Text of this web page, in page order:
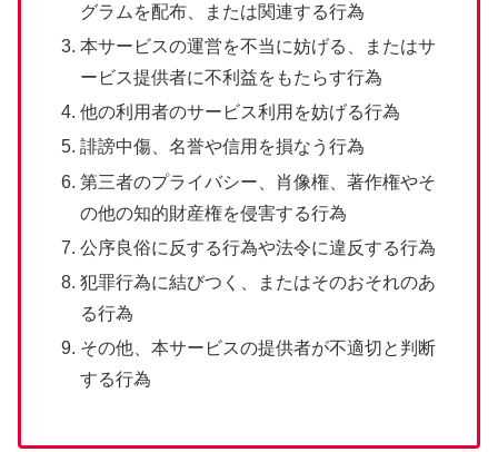
グラムを配布、または関連する行為
本サービスの運営を不当に妨げる、またはサ
ービス提供者に不利益をもたらす行為
他の利用者のサービス利用を妨げる行為
誹謗中傷、名誉や信用を損なう行為
第三者のプライバシー、肖像権、著作権やそ
の他の知的財産権を侵害する行為
公序良俗に反する行為や法令に違反する行為
犯罪行為に結びつく、またはそのおそれのあ
る行為
その他、本サービスの提供者が不適切と判断
する行為